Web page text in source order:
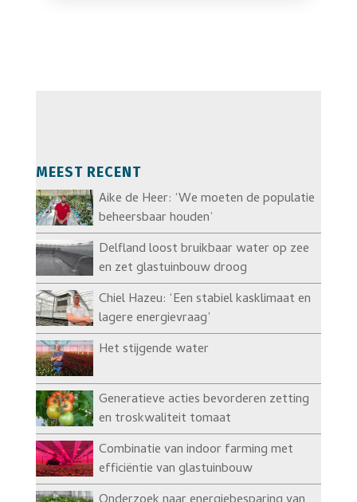
MEEST RECENT
Aike de Heer: ‘We moeten de populatie
beheersbaar houden’
Delfland loost bruikbaar water op zee
en zet glastuinbouw droog
Chiel Hazeu: ‘Een stabiel kasklimaat en
lagere energievraag’
Het stijgende water
Generatieve acties bevorderen zetting
en troskwaliteit tomaat
Combinatie van indoor farming met
efficiëntie van glastuinbouw